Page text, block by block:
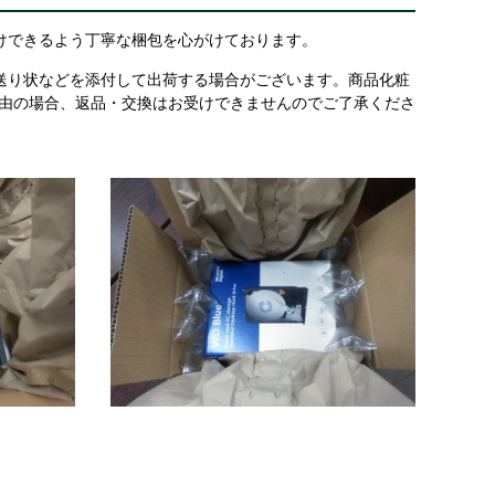
きるよう丁寧な梱包を心がけております。
状などを添付して出荷する場合がございます。商品化粧
場合、返品・交換はお受けできませんのでご了承くださ